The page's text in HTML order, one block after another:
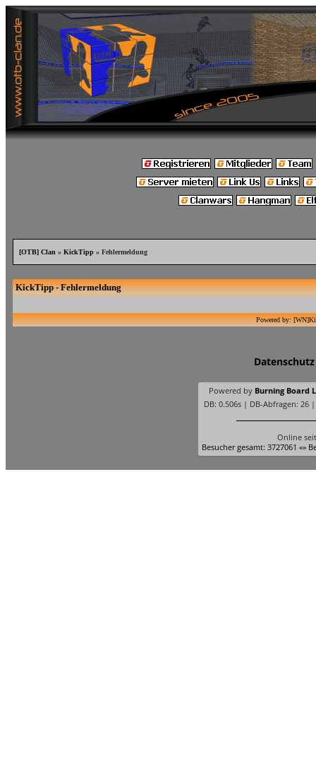
[OTB] Clan » KickTipp» Fehlermeldung
KickTipp - Fehlermeldung
Powered by:
Datenschutz
Powered by Burning Board
DB: 0.506s | DB-Abfragen: 26
Online
Besucher gesamt: 3727061 «»